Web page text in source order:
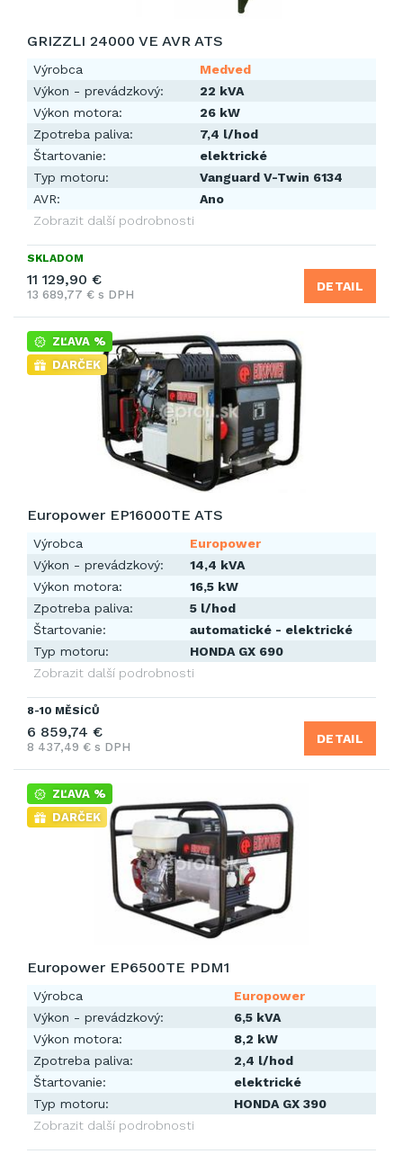
GRIZZLI 24000 VE AVR ATS
Výrobca
Medved
Výkon - prevádzkový:
22 kVA
Výkon motora:
26 kW
Zpotreba paliva:
7,4 l/hod
Štartovanie:
elektrické
Typ motoru:
Vanguard V-Twin 6134
AVR:
Ano
Zobrazit další podrobnosti
SKLADOM
11 129,90 €
13 689,77 € s DPH
DETAIL
ZĽAVA %
DARČEK
Europower EP16000TE ATS
Výrobca
Europower
Výkon - prevádzkový:
14,4 kVA
Výkon motora:
16,5 kW
Zpotreba paliva:
5 l/hod
Štartovanie:
automatické - elektrické
Typ motoru:
HONDA GX 690
Zobrazit další podrobnosti
8-10 MĚSÍCŮ
6 859,74 €
8 437,49 € s DPH
DETAIL
ZĽAVA %
DARČEK
Europower EP6500TE PDM1
Výrobca
Europower
Výkon - prevádzkový:
6,5 kVA
Výkon motora:
8,2 kW
Zpotreba paliva:
2,4 l/hod
Štartovanie:
elektrické
Typ motoru:
HONDA GX 390
Zobrazit další podrobnosti